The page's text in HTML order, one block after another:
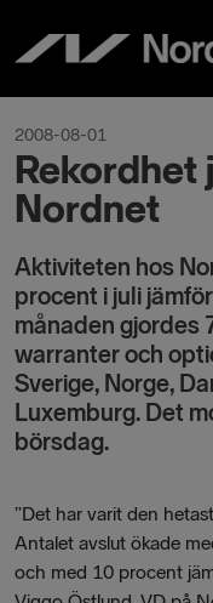
innehåll
2008-08-01
Rekordhet
Nordnet
Aktiviteten hos
procent i juli
månaden gjordes
warranter och
Sverige, Norge,
Luxemburg. Det
börsdag.
”Det har varit den
Antalet avslut ökade
och med 10 procent